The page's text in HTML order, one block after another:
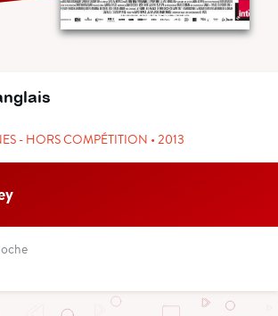
- HORS COMPÉTITION • 2013